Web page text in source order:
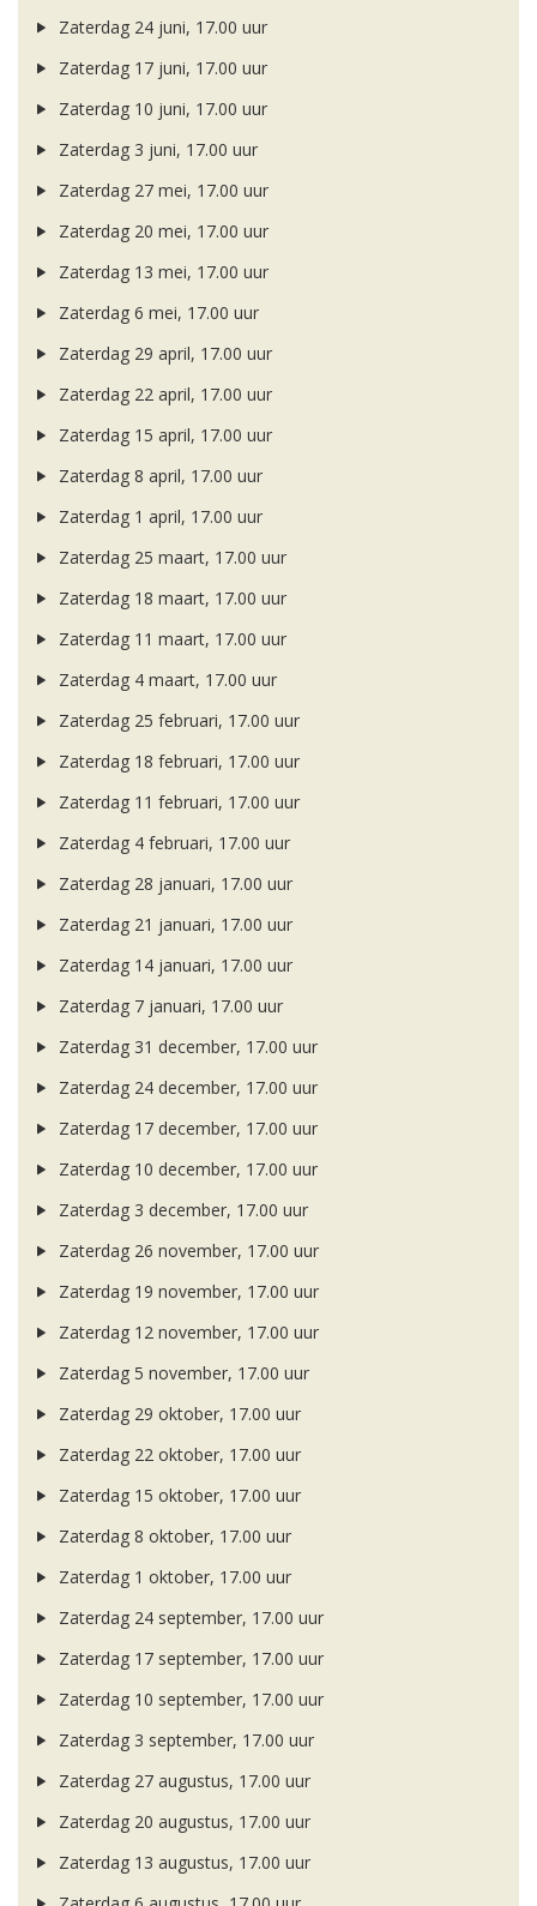
Zaterdag 24 juni, 17.00 uur
Zaterdag 17 juni, 17.00 uur
Zaterdag 10 juni, 17.00 uur
Zaterdag 3 juni, 17.00 uur
Zaterdag 27 mei, 17.00 uur
Zaterdag 20 mei, 17.00 uur
Zaterdag 13 mei, 17.00 uur
Zaterdag 6 mei, 17.00 uur
Zaterdag 29 april, 17.00 uur
Zaterdag 22 april, 17.00 uur
Zaterdag 15 april, 17.00 uur
Zaterdag 8 april, 17.00 uur
Zaterdag 1 april, 17.00 uur
Zaterdag 25 maart, 17.00 uur
Zaterdag 18 maart, 17.00 uur
Zaterdag 11 maart, 17.00 uur
Zaterdag 4 maart, 17.00 uur
Zaterdag 25 februari, 17.00 uur
Zaterdag 18 februari, 17.00 uur
Zaterdag 11 februari, 17.00 uur
Zaterdag 4 februari, 17.00 uur
Zaterdag 28 januari, 17.00 uur
Zaterdag 21 januari, 17.00 uur
Zaterdag 14 januari, 17.00 uur
Zaterdag 7 januari, 17.00 uur
Zaterdag 31 december, 17.00 uur
Zaterdag 24 december, 17.00 uur
Zaterdag 17 december, 17.00 uur
Zaterdag 10 december, 17.00 uur
Zaterdag 3 december, 17.00 uur
Zaterdag 26 november, 17.00 uur
Zaterdag 19 november, 17.00 uur
Zaterdag 12 november, 17.00 uur
Zaterdag 5 november, 17.00 uur
Zaterdag 29 oktober, 17.00 uur
Zaterdag 22 oktober, 17.00 uur
Zaterdag 15 oktober, 17.00 uur
Zaterdag 8 oktober, 17.00 uur
Zaterdag 1 oktober, 17.00 uur
Zaterdag 24 september, 17.00 uur
Zaterdag 17 september, 17.00 uur
Zaterdag 10 september, 17.00 uur
Zaterdag 3 september, 17.00 uur
Zaterdag 27 augustus, 17.00 uur
Zaterdag 20 augustus, 17.00 uur
Zaterdag 13 augustus, 17.00 uur